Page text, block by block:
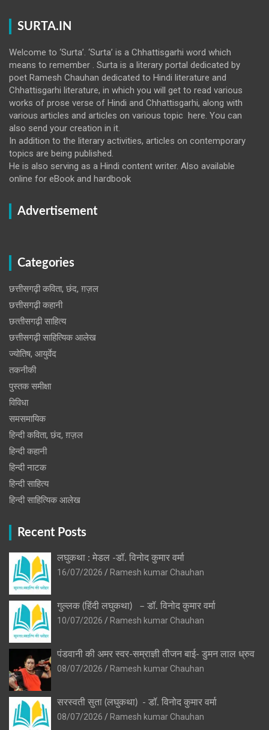
SURTA.IN
Welcome to ‘Surta’. ‘Surta’ is a Chhattisgarhi word which
means to remember . Surta is a literary portal dedicated by
poet Ramesh Chauhan dedicated to Hindi literature and
Chhattisgarhi literature, in which you will get to read various
works of prose verse of Hindi and Chhattisgarhi, along with
various articles and articles on various topic here. You can
also send your creation in it.
In addition to the literary activities, articles on contemporary
topics are being published.
He is also serving as a Hindi content writer. Also available
online for eBook and hardbook
Advertisement
Categories
छत्तीसगढ़ी कविता, छंद, ग़ज़ल
छत्तीसगढ़ी कहानी
छत्‍तीसगढ़ी साहित्‍य
छत्तीसगढ़ी साहित्यिक आलेख
ज्योतिष, आयुर्वेद
तकनीकी
पुस्‍तक समीक्षा
विविधा
समसमायिक
हिन्दी कविता, छंद, ग़ज़ल
हिन्दी कहानी
हिन्‍दी नाटक
हिन्दी साहित्य
हिन्दी साहित्यिक आलेख
Recent Posts
लघुकथा : मेडल -डॉ. विनोद कुमार वर्मा
16/07/2026
Ramesh kumar Chauhan
गुल्लक (हिंदी लघुकथा) – डॉ. विनोद कुमार वर्मा
10/07/2026
Ramesh kumar Chauhan
पंडवानी की अमर स्वर-सम्राज्ञी तीजन बाई- डुमन लाल ध्रुव
08/07/2026
Ramesh kumar Chauhan
सरस्वती सुता (लघुकथा) ​- डॉ. विनोद कुमार वर्मा
08/07/2026
Ramesh kumar Chauhan